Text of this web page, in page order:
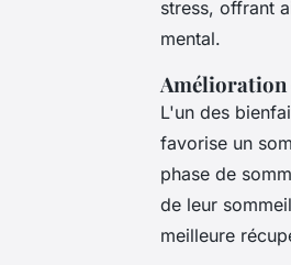
stress, offrant
mental.
Amélioration
L'un des
favorise un
phase de
de leur
meilleure